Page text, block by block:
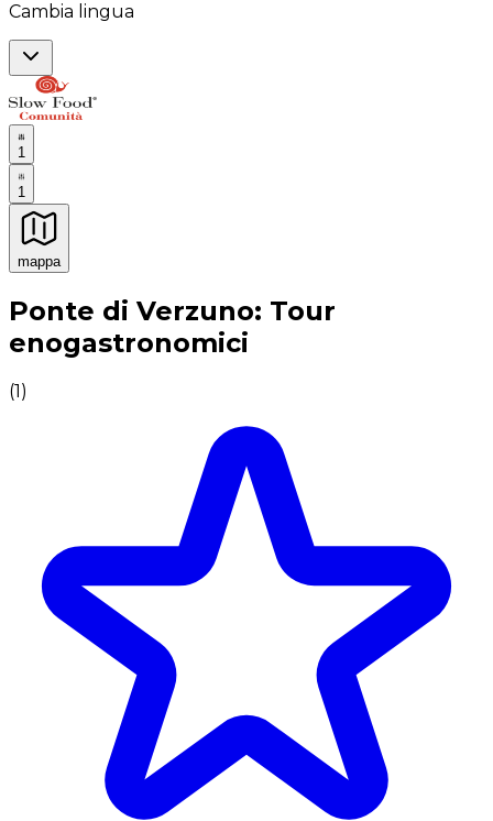
Cambia lingua
1
1
mappa
Esperienze culinarie indimenticabili: Esperienze
Ponte di Verzuno: Tour
enogastronomici
(1)